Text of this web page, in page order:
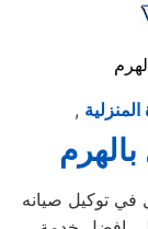
,
في توكيل صيانه